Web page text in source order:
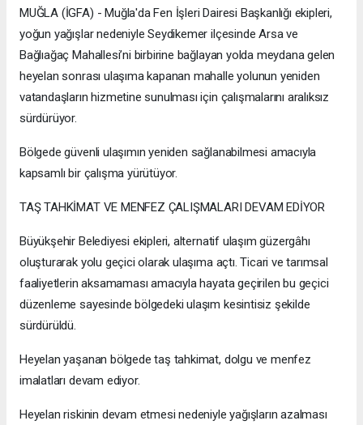
MUĞLA (İGFA) - Muğla'da Fen İşleri Dairesi Başkanlığı ekipleri,
yoğun yağışlar nedeniyle Seydikemer ilçesinde Arsa ve
Bağlıağaç Mahallesi’ni birbirine bağlayan yolda meydana gelen
heyelan sonrası ulaşıma kapanan mahalle yolunun yeniden
vatandaşların hizmetine sunulması için çalışmalarını aralıksız
sürdürüyor.
Bölgede güvenli ulaşımın yeniden sağlanabilmesi amacıyla
kapsamlı bir çalışma yürütüyor.
TAŞ TAHKİMAT VE MENFEZ ÇALIŞMALARI DEVAM EDİYOR
Büyükşehir Belediyesi ekipleri, alternatif ulaşım güzergâhı
oluşturarak yolu geçici olarak ulaşıma açtı. Ticari ve tarımsal
faaliyetlerin aksamaması amacıyla hayata geçirilen bu geçici
düzenleme sayesinde bölgedeki ulaşım kesintisiz şekilde
sürdürüldü.
Heyelan yaşanan bölgede taş tahkimat, dolgu ve menfez
imalatları devam ediyor.
Heyelan riskinin devam etmesi nedeniyle yağışların azalması